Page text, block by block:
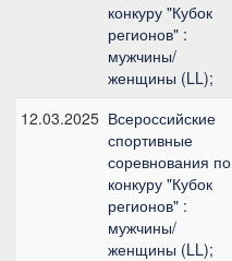
конкуру "Кубок
регионов" :
мужчины/
женщины (LL);
12.03.2025 Всероссийские
спортивные
соревнования по
конкуру "Кубок
регионов" :
мужчины/
женщины (LL);